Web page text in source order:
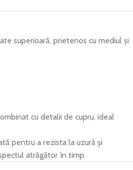
superioară, prietenos cu mediul și
cu detalii de cupru, ideal
pentru a rezista la uzură și
atrăgător în timp.